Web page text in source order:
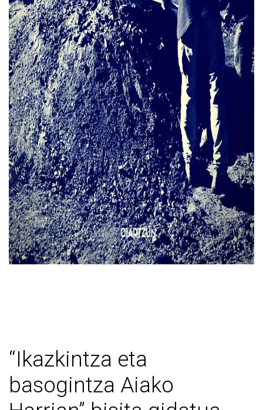
“Ikazkintza eta
basogintza Aiako